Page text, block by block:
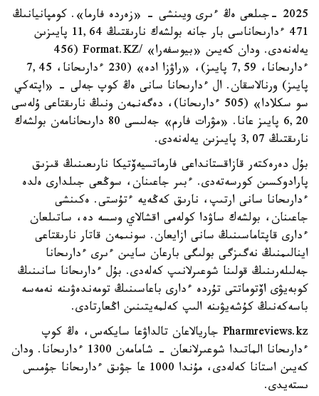
2025 -جىلعى ەڭ ءىرى ويىنشى - «زەردە فارما». كومپانيانىڭ
471 ءدارىحاناسى بار جانە بولشەك نارىقتىڭ 11,64 پايىزىن
يەلەنەدى. ودان كەيىن «بيوسفەرا» /Format.KZ (456
ءدارىحانا، 7,59 پايىز)، «راۋزا ادە» (230 ءدارىحانا، 7,45
پايىز) ورنالاسقان. ال ءدارىحانا سانى ەڭ كوپ جەلى - «اپتەكي
سو سكلادا» (505 ءدارىحانا)، دەگەنمەن ونىڭ نارىقتاعى ۇلەسى
6,20 پايىز عانا. «مۋرات فارم» جەلىسى 80 دارىحانامەن بولشەك
نارىقتىڭ 3,07 پايىزىن يەلەنەدى.
بۇل دەرەكتەر قازاقستانداعى فارماتسيەۆتيكا نارىعىنىڭ قىزىق
پارادوكسىن كورسەتەدى. ءبىر جاعىنان، سوڭعى جىلدارى ەلدە
ءدارىحانا سانى ارتىپ، نارىق كەڭەيە ءتۇستى. ەكىنشى
جاعىنان، بولشەك ساۋدا كولەمى اقشالاي وسسە دە، ساتىلعان
ءدارى قاپتاماسىنىڭ سانى ازايعان. سونىمەن قاتار نارىقتاعى
اينالىمنىڭ نەگىزگى بولىگى بارعان سايىن ءىرى ءدارىحانا
جەلىلەرىنىڭ قولىنا شوعىرلانىپ كەلەدى. بۇل ءدارىحانا سانىنىڭ
كوبەيۋى اۆتوماتتى تۇردە ءدارى باعاسىنىڭ تومەندەۋىنە نەمەسە
باسەكەنىڭ كۇشەيۋىنە الىپ كەلمەيتىنىن اڭعارتادى.
Pharmreviews.kz جاريالاعان تالداۋعا سايكەس، ەڭ كوپ
ءدارىحانا الماتىدا شوعىرلانعان - شامامەن 1300 ءدارىحانا. ودان
كەيىن استانا كەلەدى، مۇندا 1000 عا جۋىق ءدارىحانا جۇمىس
ىستەيدى.